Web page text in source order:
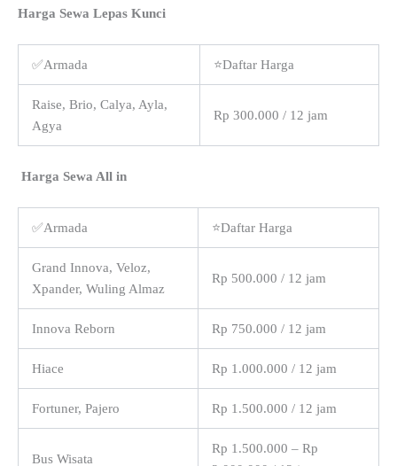
Harga Sewa Lepas Kunci
✅Armada ⭐Daftar Harga
Raise, Brio, Calya, Ayla,
Agya
Rp 300.000 / 12 jam
Harga Sewa All in
✅Armada ⭐Daftar Harga
Grand Innova, Veloz,
Xpander, Wuling Almaz
Rp 500.000 / 12 jam
Innova Reborn Rp 750.000 / 12 jam
Hiace Rp 1.000.000 / 12 jam
Fortuner, Pajero Rp 1.500.000 / 12 jam
Bus Wisata
Rp 1.500.000 – Rp